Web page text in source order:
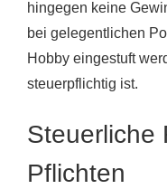
hingegen keine
bei gelegentlichen
Hobby eingestuft
steuerpflichtig ist.
Steuerliche
Pflichten